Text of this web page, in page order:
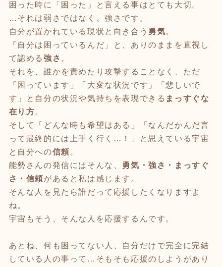
困った時に「困った」と言える事はとても大切。
…それは弱さではなく、強さです。
自分が置かれている現状と向き合う 勇気。
「自分は困っているんだ」と、ありのままを直視し
て認める 強さ 。
それを、誰かを責めたり攻撃することなく、ただ
「困っています」「大変な状況です」「悲しいで
す」と自分の状況や気持ちを表現できる まっすぐな
在り方。
そして「どんな時も希望はある」「なんだかんだ言
って最終的には上手く行く…！」と思えている宇宙
と自分への信頼 。
能勢さんの発信にはそんな、 勇気・強さ・まっすぐ
さ・信頼 があると私は感じます。
そんな人を見たら誰だって応援したくなりますよ
ね。
宇宙もそう、そんな人を応援するんです。
あとね、何も困ってない人、自分だけで完全に完結
している人の事って…そもそも応援のしようがあり